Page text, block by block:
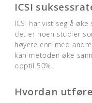
ICSI
ICSI har vist seg å
det er noen studier
høyere enn med
kan metoden øke
opptil 50%.
Hvordan